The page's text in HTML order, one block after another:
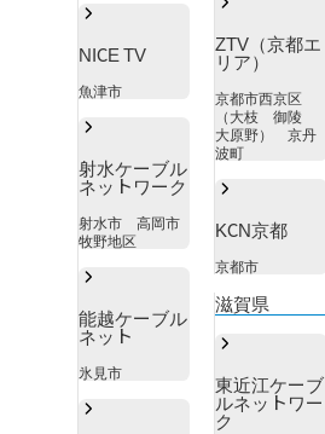
NICE TV
魚津市
射水ケーブル
ネットワーク
射水市 高岡市
牧野地区
能越ケーブル
ネット
氷見市
ZTV（京都エ
リア）
京都市西京区
（大枝 御陵
大原野） 京丹
波町
KCN京都
京都市
滋賀県
東近江ケーブ
ルネットワー
ク